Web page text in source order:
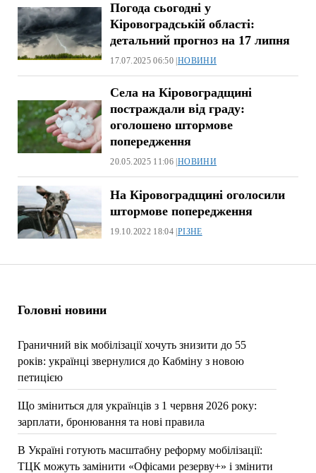
Головні новини
Граничний вік мобілізації хочуть знизити до 55
років: українці звернулися до Кабміну з новою
петицією
Що зміниться для українців з 1 червня 2026 року:
зарплати, бронювання та нові правила
В Україні готують масштабну реформу мобілізації:
ТЦК можуть замінити «Офісами резерву+» і змінити
Погода сьогодні у
Кіровоградській області:
детальний прогноз на 17 липня
17.07.2025 06:50 | НОВИНИ
Села на Кіровоградщині
постраждали від граду:
оголошено штормове
попередження
20.05.2025 11:06 | НОВИНИ
На Кіровоградщині оголосили
штормове попередження
19.10.2022 18:04 |РІЗНЕ